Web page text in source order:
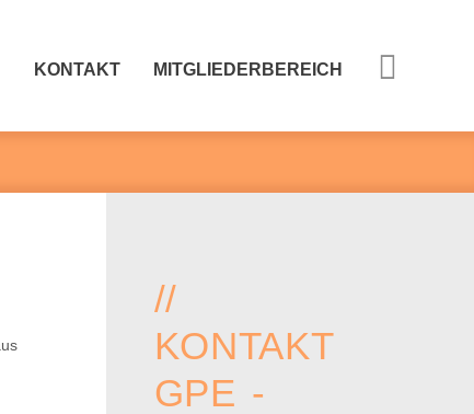
KONTAKT MITGLIEDERBEREICH
//
KONTAKT
GPE -